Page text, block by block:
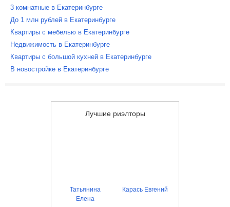
3 комнатные в Екатеринбурге
До 1 млн рублей в Екатеринбурге
Квартиры с мебелью в Екатеринбурге
Недвижимость в Екатеринбурге
Квартиры с большой кухней в Екатеринбурге
В новостройке в Екатеринбурге
Лучшие риэлторы
Татьянина
Елена
Карась Евгений